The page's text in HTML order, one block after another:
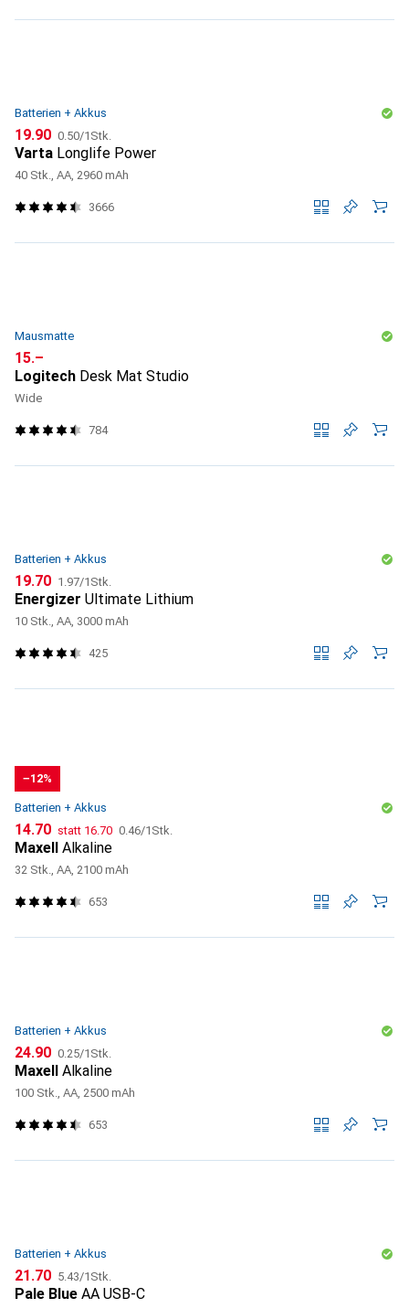
Batterien + Akkus
CHF
19.90 CHF
0.50/1Stk.
Varta Longlife Power
40 Stk., AA, 2960 mAh
3666
Mausmatte
CHF
15.–
Logitech Desk Mat Studio
Wide
784
Batterien + Akkus
CHF
19.70 CHF
1.97/1Stk.
Energizer Ultimate Lithium
10 Stk., AA, 3000 mAh
425
−12%
Batterien + Akkus
CHF
14.70 statt CHF
16.70 CHF
0.46/1Stk.
Maxell Alkaline
32 Stk., AA, 2100 mAh
653
Batterien + Akkus
CHF
24.90 CHF
0.25/1Stk.
Maxell Alkaline
100 Stk., AA, 2500 mAh
653
Batterien + Akkus
CHF
21.70 CHF
5.43/1Stk.
Pale Blue AA USB-C